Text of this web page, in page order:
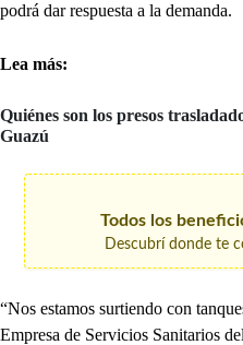
podrá dar respuesta a la demanda.
Lea más:
Quiénes son los presos
Guazú
Todos los
Descubrí donde te
“Nos estamos surtiendo con
Empresa de Servicios Sanitarios